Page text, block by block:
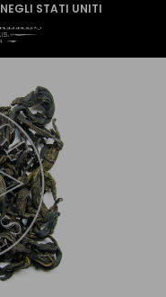
STATI UNITI